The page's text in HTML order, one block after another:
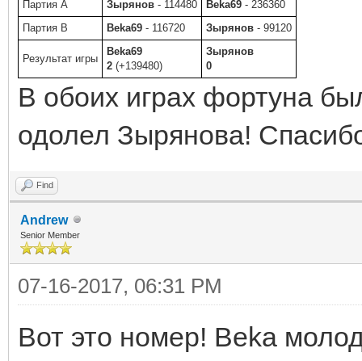
Партия A
Зырянов - 114480 Beka69 - 236360
Партия B
Beka69 - 116720 Зырянов - 99120
Результат игры
Beka69
2 (+139480)
Зырянов
0
В обоих играх фортуна
одолел Зырянова!
Find
Andrew
Senior Member
07-16-2017, 06:31 PM
Вот это номер! Beka